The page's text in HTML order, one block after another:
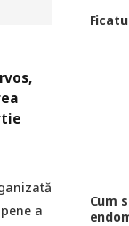
a
Cum